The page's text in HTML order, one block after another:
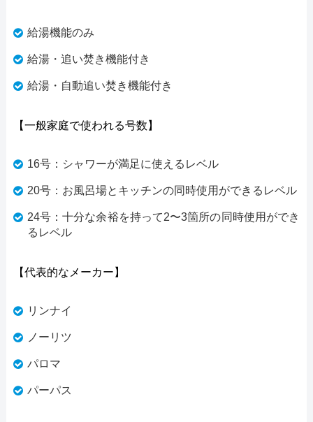
給湯機能のみ
給湯・追い焚き機能付き
給湯・自動追い焚き機能付き
【一般家庭で使われる号数】
16号：シャワーが満足に使えるレベル
20号：お風呂場とキッチンの同時使用ができるレベル
24号：十分な余裕を持って2〜3箇所の同時使用ができ
るレベル
【代表的なメーカー】
リンナイ
ノーリツ
パロマ
パーパス